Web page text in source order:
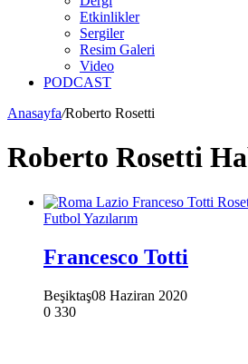
Etkinlikler
Sergiler
Resim Galeri
Video
PODCAST
Anasayfa/Roberto Rosetti
Roberto Rosetti
Futbol Yazılarım
Francesco Totti
Beşiktaş08 Haziran 2020
0 330